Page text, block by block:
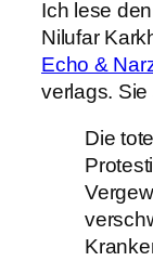
Ich lese
Nilufar
Echo &
verlags.
Die